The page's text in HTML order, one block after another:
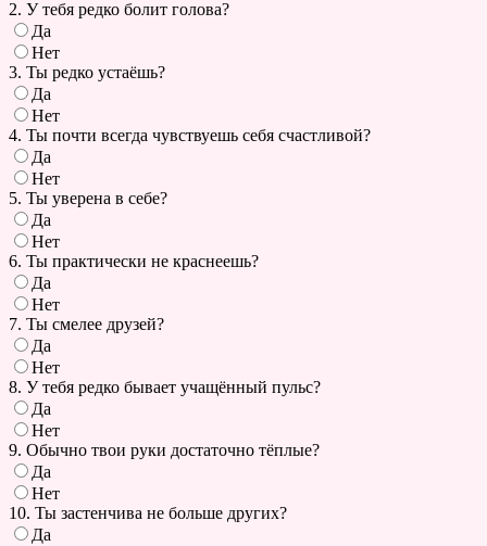
2. У тебя редко болит голова?
Да
Нет
3. Ты редко устаёшь?
Да
Нет
4. Ты почти всегда чувствуешь себя счастливой?
Да
Нет
5. Ты уверена в себе?
Да
Нет
6. Ты практически не краснеешь?
Да
Нет
7. Ты смелее друзей?
Да
Нет
8. У тебя редко бывает учащённый пульс?
Да
Нет
9. Обычно твои руки достаточно тёплые?
Да
Нет
10. Ты застенчива не больше других?
Да